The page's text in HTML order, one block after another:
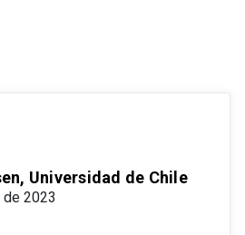
Universidad de Chile
2023